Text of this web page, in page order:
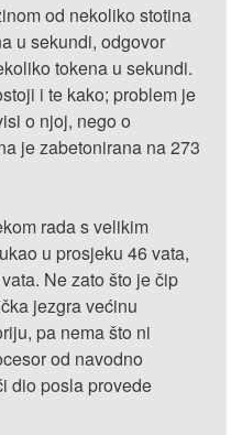
od nekoliko stotina
u sekundi, odgovor
tokena u sekundi.
i te kako; problem je
o njoj, nego o
je zabetonirana na 273
rada s velikim
u prosjeku 46 vata,
Ne zato što je čip
jezgra većinu
pa nema što ni
od navodno
dio posla provede